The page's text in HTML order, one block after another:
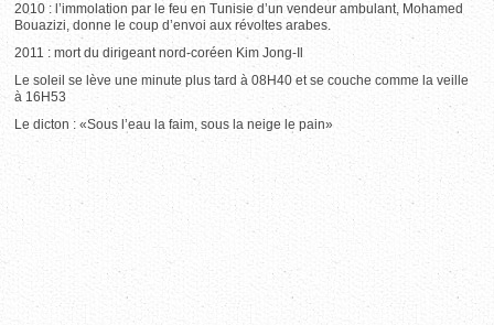
2010 : l’immolation par le feu en Tunisie d’un vendeur ambulant, Mohamed
Bouazizi, donne le coup d’envoi aux révoltes arabes.
2011 : mort du dirigeant nord-coréen Kim Jong-Il
Le soleil se lève une minute plus tard à 08H40 et se couche comme la veille
à 16H53
Le dicton : «Sous l’eau la faim, sous la neige le pain»